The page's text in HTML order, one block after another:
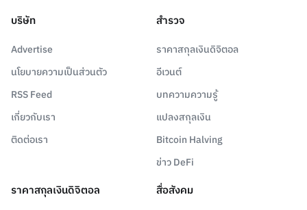
บริษัท
Advertise
นโยบายความเป็นส่วนตัว
RSS Feed
เกี่ยวกับเรา
ติดต่อเรา
สำรวจ
ราคาสกุลเงินดิจิตอล
อีเวนต์
บทความความรู้
แปลงสกุลเงิน
Bitcoin Halving
ข่าว DeFi
ราคาสกุลเงินดิจิตอล สื่อสังคม